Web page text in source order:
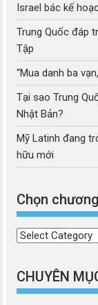
Israel bác kế
Trung Quốc đáp
Tập
“Mua danh ba
Tại sao Trung
Nhật Bản?
Mỹ Latinh đang
hữu mới
Chọn
Chọn
mục
CHUYÊN